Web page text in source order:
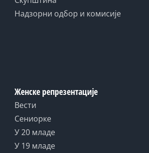
Надзорни одбор и комисије
Женске репрезентације
Вести
Сениорке
У 20 младе
У 19 младе